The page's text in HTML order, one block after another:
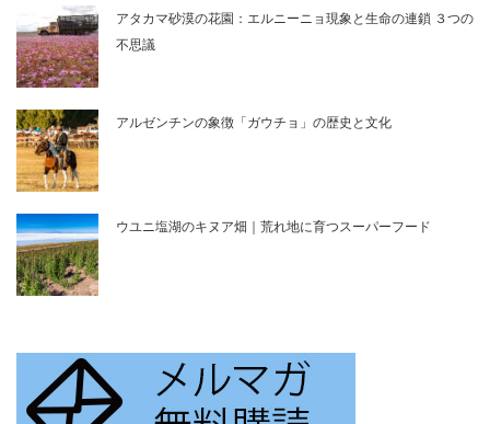
アタカマ砂漠の花園：エルニーニョ現象と生命の連鎖 ３つの
不思議
アルゼンチンの象徴「ガウチョ」の歴史と文化
ウユニ塩湖のキヌア畑｜荒れ地に育つスーパーフード